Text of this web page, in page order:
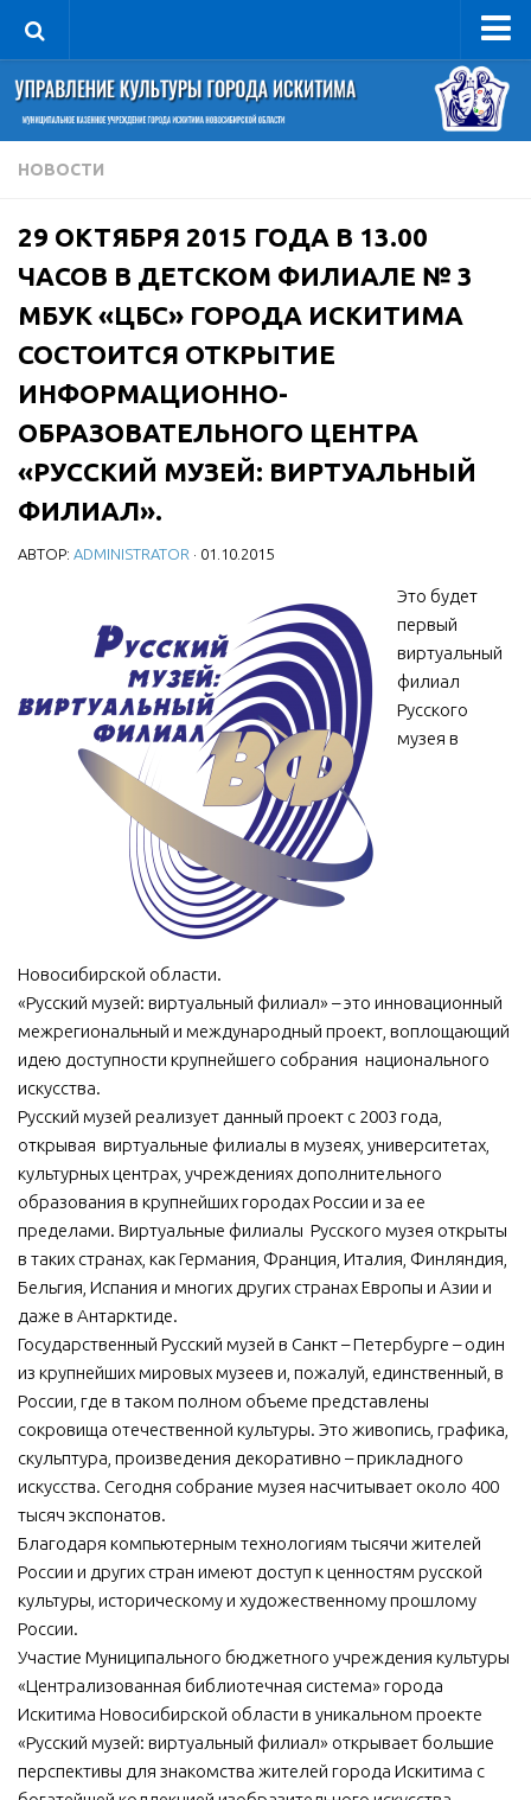
Управление
Руководитель
Сведения об организации
Книга почета культуры
Фотогалерея
Документы
Учредительные документы
Правовая база
Противодействие коррупции
Отчеты о деятельности
Учреждения культуры
МБУ Дом культуры «Молодость»
МБОУ ДО «Детская школа искусств»
МБОУ ДО «Детская музыкальная школа»
МБУК «Искитимский городской историко-художественный
музей»
МБУ Парк культуры и отдыха им. И.В. Коротеева
МБУК «Централизованная библиотечная система»
ДК «Россия»
Независимая оценка качества
Контакты
НОВОСТИ
29 ОКТЯБРЯ 2015 ГОДА В 13.00
ЧАСОВ В ДЕТСКОМ ФИЛИАЛЕ № 3
МБУК «ЦБС» ГОРОДА ИСКИТИМА
СОСТОИТСЯ ОТКРЫТИЕ
ИНФОРМАЦИОННО-
ОБРАЗОВАТЕЛЬНОГО ЦЕНТРА
«РУССКИЙ МУЗЕЙ: ВИРТУАЛЬНЫЙ
ФИЛИАЛ».
АВТОР: ADMINISTRATOR · 01.10.2015
Это будет
первый
виртуальный
филиал
Русского
музея в
Новосибирской области.
«Русский музей: виртуальный филиал» – это инновационный
межрегиональный и международный проект, воплощающий
идею доступности крупнейшего собрания национального
искусства.
Русский музей реализует данный проект с 2003 года,
открывая виртуальные филиалы в музеях, университетах,
культурных центрах, учреждениях дополнительного
образования в крупнейших городах России и за ее
пределами. Виртуальные филиалы Русского музея открыты
в таких странах, как Германия, Франция, Италия, Финляндия,
Бельгия, Испания и многих других странах Европы и Азии и
даже в Антарктиде.
Государственный Русский музей в Санкт – Петербурге – один
из крупнейших мировых музеев и, пожалуй, единственный, в
России, где в таком полном объеме представлены
сокровища отечественной культуры. Это живопись, графика,
скульптура, произведения декоративно – прикладного
искусства. Сегодня собрание музея насчитывает около 400
тысяч экспонатов.
Благодаря компьютерным технологиям тысячи жителей
России и других стран имеют доступ к ценностям русской
культуры, историческому и художественному прошлому
России.
Участие Муниципального бюджетного учреждения культуры
«Централизованная библиотечная система» города
Искитима Новосибирской области в уникальном проекте
«Русский музей: виртуальный филиал» открывает большие
перспективы для знакомства жителей города Искитима с